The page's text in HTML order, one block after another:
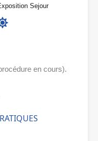
Sejour
en cours).